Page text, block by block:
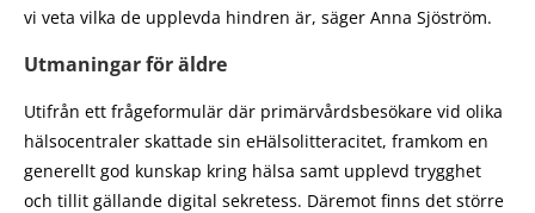
vi veta vilka de upplevda hindren är, säger Anna Sjöström.
Utmaningar för äldre
Utifrån ett frågeformulär där primärvårdsbesökare vid olika
hälsocentraler skattade sin eHälsolitteracitet, framkom en
generellt god kunskap kring hälsa samt upplevd trygghet
och tillit gällande digital sekretess. Däremot finns det större